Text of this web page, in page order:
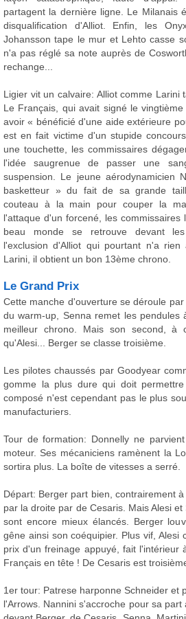
partagent la dernière ligne. Le Milanais
disqualification d'Alliot. Enfin, les
Johansson tape le mur et Lehto casse
n'a pas réglé sa note auprès de
rechange...
Ligier vit un calvaire: Alliot comme Larini
Le Français, qui avait signé le
avoir « bénéficié d'une aide extérieure
est en fait victime d'un stupide
une touchette, les commissaires
l'idée saugrenue de passer une
suspension. Le jeune aérodynamicien
basketteur » du fait de sa grande
couteau à la main pour couper la
l'attaque d'un forcené, les commissaires
beau monde se retrouve devant
l'exclusion d'Alliot qui pourtant n'a
Larini, il obtient un bon 13ème chrono.
Le Grand Prix
Cette manche d'ouverture se déroule
du warm-up, Senna remet les pendules
meilleur chrono. Mais son second, à
qu'Alesi... Berger se classe troisième.
Les pilotes chaussés par Goodyear
gomme la plus dure qui doit
composé n'est cependant pas le plus
manufacturiers.
Tour de formation: Donnelly ne
moteur. Ses mécaniciens ramènent la
sortira plus. La boîte de vitesses a serré.
Départ: Berger part bien, contrairement
par la droite par de Cesaris. Mais Alesi
sont encore mieux élancés. Berger
gêne ainsi son coéquipier. Plus vif, Alesi
prix d'un freinage appuyé, fait l'intérieur
Français en tête ! De Cesaris est
1er tour: Patrese harponne Schneider et
l'Arrows. Nannini s'accroche pour sa part